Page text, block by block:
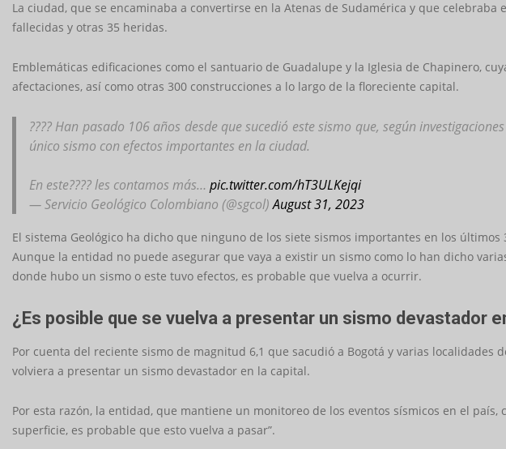
La ciudad, que se encaminaba a convertirse en la Atenas de Sudamérica y que
fallecidas y otras 35 heridas.
Emblemáticas edificaciones como el santuario de Guadalupe y la Iglesia de Chapinero,
afectaciones, así como otras 300 construcciones a lo largo de la floreciente capital.
????️ Han pasado 106 años desde que sucedió este sismo que, según
único sismo con efectos importantes en la ciudad.
En este???? les contamos más… pic.twitter.com/hT3ULKejqi
— Servicio Geológico Colombiano (@sgcol)August 31, 2023
El sistema Geológico ha dicho que ninguno de los siete sismos importantes en los
Aunque la entidad no puede asegurar que vaya a existir un sismo como lo han dicho
donde hubo un sismo o este tuvo efectos, es probable que vuelva a ocurrir.
¿Es posible que se vuelva a presentar un sismo devastador
Por cuenta del reciente sismo de magnitud 6,1 que sacudió a Bogotá y varias
volviera a presentar un sismo devastador en la capital.
Por esta razón, la entidad, que mantiene un monitoreo de los eventos sísmicos en el
superficie, es probable que esto vuelva a pasar”.